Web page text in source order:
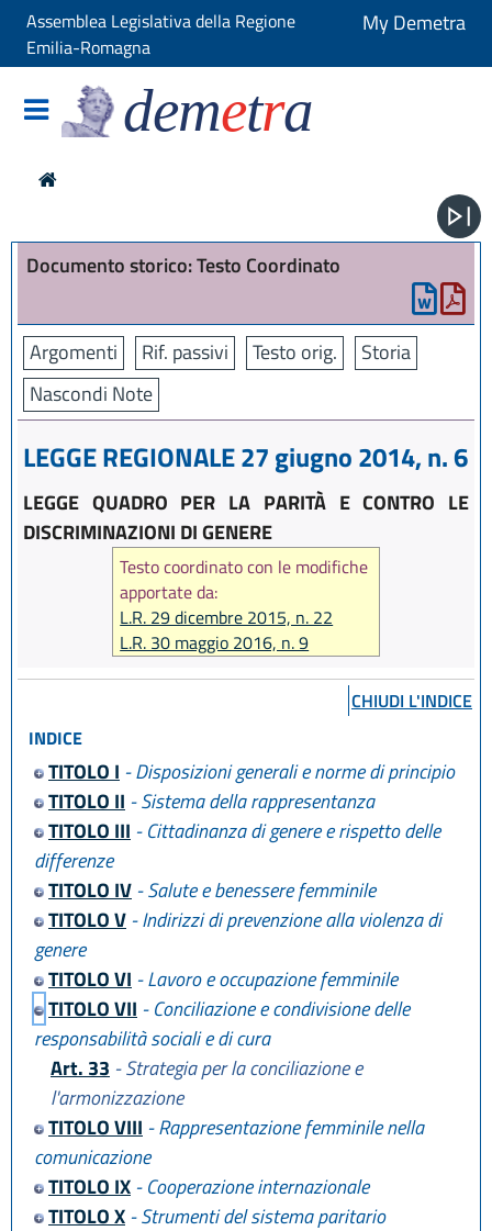
Assemblea Legislativa della Regione
Emilia-Romagna
My Demetra
demetra
Documento storico: Testo Coordinato
Argomenti Rif. passivi Testo orig.
Storia
Nascondi Note
LEGGE REGIONALE 27 giugno 2014, n. 6
LEGGE QUADRO PER LA PARITÀ E CONTRO LE
DISCRIMINAZIONI DI GENERE
Testo coordinato con le modifiche
apportate da:
L.R. 29 dicembre 2015, n. 22
L.R. 30 maggio 2016, n. 9
CHIUDI L'INDICE
INDICE
TITOLO I - Disposizioni generali e norme di principio
TITOLO II - Sistema della rappresentanza
TITOLO III - Cittadinanza di genere e rispetto delle
differenze
TITOLO IV- Salute e benessere femminile
TITOLO V- Indirizzi di prevenzione alla violenza di
genere
TITOLO VI - Lavoro e occupazione femminile
TITOLO VII - Conciliazione e condivisione delle
responsabilità sociali e di cura
Art. 33 - Strategia per la conciliazione e
l'armonizzazione
TITOLO VIII - Rappresentazione femminile nella
comunicazione
TITOLO IX- Cooperazione internazionale
TITOLO X- Strumenti del sistema paritario